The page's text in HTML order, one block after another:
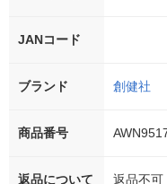
JANコード
ブランド 創健社
商品番号
返品について
返品不可